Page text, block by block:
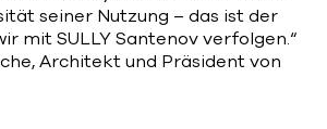
seiner Nutzung – das ist der
mit SULLY Santenov verfolgen.“
Architekt und Präsident von